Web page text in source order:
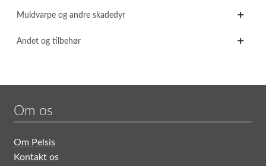
Muldvarpe og andre skadedyr
Andet og tilbehør
Om os
Om Pelsis
Kontakt os